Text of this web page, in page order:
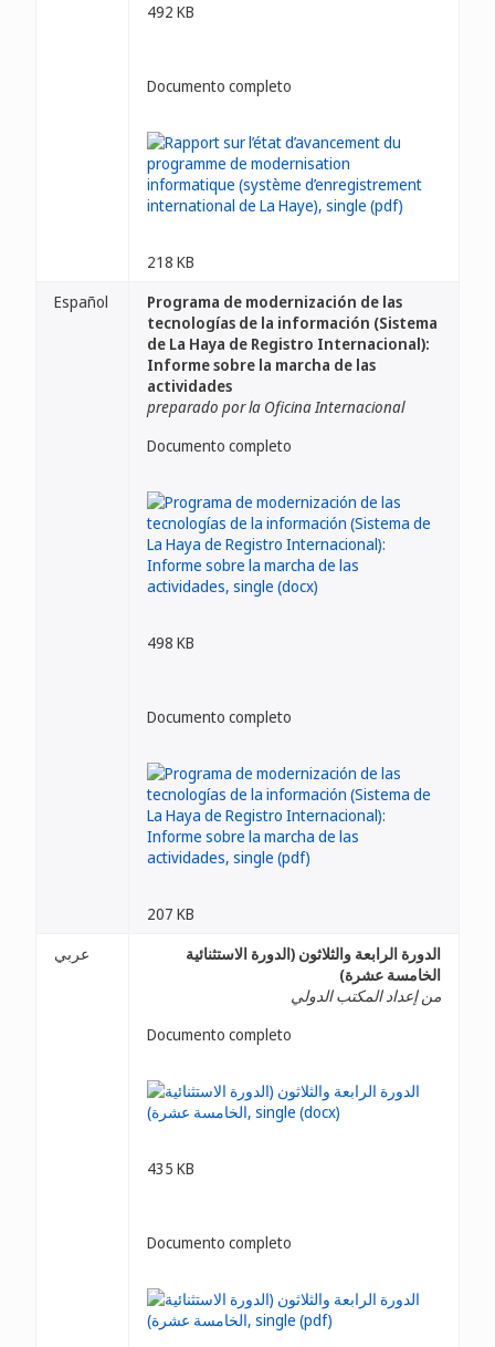
492 KB
Documento completo
218 KB
Español
Programa de modernización de las
tecnologías de la información (Sistema
de La Haya de Registro Internacional):
Informe sobre la marcha de las
actividades
preparado por la Oficina Internacional
Documento completo
498 KB
Documento completo
207 KB
عربي
الدورة الرابعة والثلاثون (الدورة الاستثنائية
الخامسة عشرة)
من إعداد المكتب الدولي
Documento completo
435 KB
Documento completo